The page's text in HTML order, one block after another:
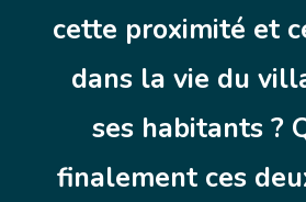
cette proximité et
dans la vie du
ses habitants ?
finalement ces